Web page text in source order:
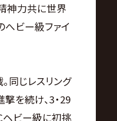
神力共に世界
へビー級ファイ
同じレスリング
を続け、3・29
ビー級に初挑